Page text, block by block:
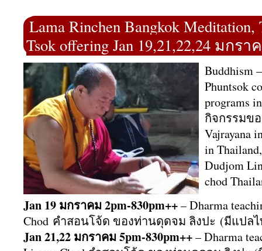
Lama Rinchen Bangkok Meditation,
Tsok offering Jan 19,21,22,24 มกรา
Buddhism
Phuntsok
programs
กิจกรรมข
Vajrayana
in
Dudjom
chod
Jan 19 มกราคม 2pm-830pm++– Dharma
Chod คำสอนโจ้ด ของท่านดุดจม ลิงปะ (มีแปล
Jan 21,22 มกราคม 5pm-830pm++– Dharma